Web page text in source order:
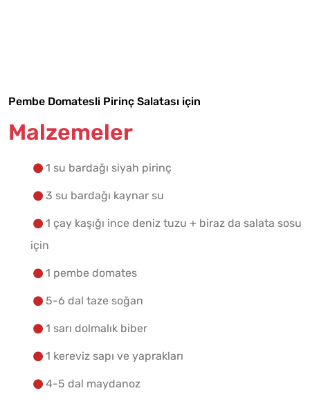
Pembe Domatesli Pirinç Salatası için
Malzemeler
1 su bardağı siyah pirinç
3 su bardağı kaynar su
1 çay kaşığı ince deniz tuzu + biraz da salata sosu
için
1 pembe domates
5-6 dal taze soğan
1 sarı dolmalık biber
1 kereviz sapı ve yaprakları
4-5 dal maydanoz